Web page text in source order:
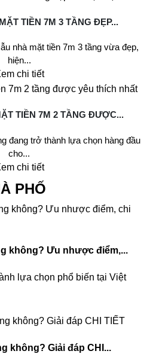
TIỀN 7M 3 TẦNG ĐẸP...
nhà mặt tiền 7m 3 tầng vừa đẹp,
hiện...
chi tiết
TIỀN 7M 2 TẦNG ĐƯỢC...
đang trở thành lựa chọn hàng đầu
cho...
chi tiết
PHỐ
không? Ưu nhược điểm,...
lựa chọn phổ biến tại Việt
không? Giải đáp CHI...